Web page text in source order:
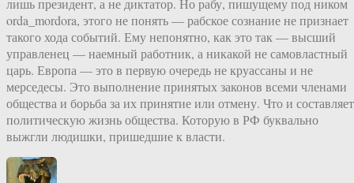
лишь президент, а не диктатор. Но рабу, пишущему под ником
orda_mordora, этого не понять — рабское сознание не признает
такого хода событий. Ему непонятно, как это так — высший
управленец — наемный работник, а никакой не самовластный
царь. Европа — это в первую очередь не круассаны и не
мерседесы. Это выполнение принятых законов всеми членами
общества и борьба за их принятие или отмену. Что и составляет
политическую жизнь общества. Которую в РФ буквально
выжгли людишки, пришедшие к власти.